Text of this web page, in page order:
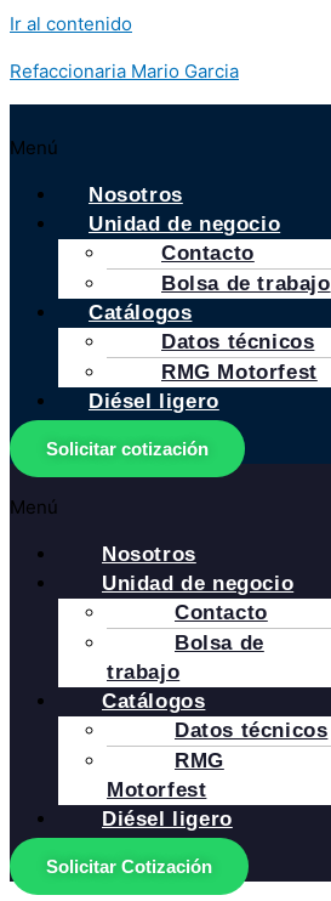
Ir al contenido
Refaccionaria Mario Garcia
Menú
Nosotros
Unidad de negocio
Contacto
Bolsa de trabajo
Catálogos
Datos técnicos
RMG Motorfest
Diésel ligero
Solicitar cotización
Menú
Nosotros
Unidad de negocio
Contacto
Bolsa de
trabajo
Catálogos
Datos técnicos
RMG
Motorfest
Diésel ligero
Solicitar Cotización